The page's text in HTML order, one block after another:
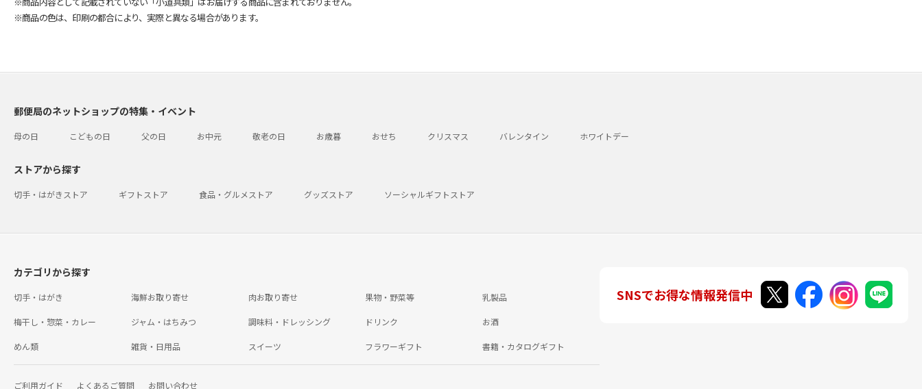
※商品の色は、印刷の都合により、実際と異なる場合があります。
郵便局のネットショップの特集・イベント
母の日 こどもの日 父の日 お中元 敬老の日 お歳暮 おせち クリスマス バレンタイン ホワイトデー
ストアから探す
切手・はがきストア ギフトストア 食品・グルメストア グッズストア ソーシャルギフトストア
カテゴリから探す
切手・はがき 海鮮お取り寄せ 肉お取り寄せ 果物・野菜等 乳製品
梅干し・惣菜・カレー ジャム・はちみつ 調味料・ドレッシング ドリンク お酒
めん類 雑貨・日用品 スイーツ フラワーギフト 書籍・カタログギフト
ご利用ガイド よくあるご質問 お問い合わせ
SNSでお得な情報発信中